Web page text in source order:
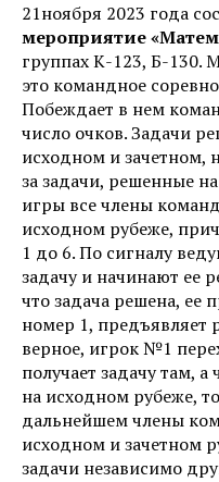
21ноября 2023 года
мероприятие
группах К-123, Б-130.
это командное
Побеждает в нем
число очков. Задачи
исходном и зачетном,
за задачи, решенные
игры все члены
исходном рубеже,
1 до 6. По сигналу
задачу и начинают ее
что задача решена, ее
номер 1, предъявляет
верное, игрок №1
получает задачу там,
на исходном рубеже,
дальнейшем члены
исходном и зачетном
задачи независимо